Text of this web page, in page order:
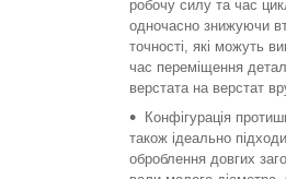
робочу силу та час
одночасно знижуючи
точності, які можуть
час переміщення
верстата на верстат
Конфігурація
також ідеально
оброблення довгих